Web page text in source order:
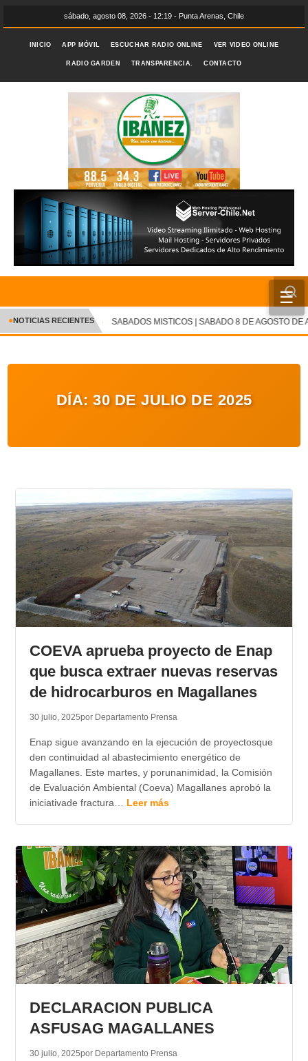
sábado, agosto 08, 2026 - 12:19 - Punta Arenas, Chile
INICIO APP MÓVIL ESCUCHAR RADIO ONLINE VER VIDEO ONLINE
RADIO GARDEN TRANSPARENCIA. CONTACTO
☰
INICIO
CRÓNICA
ENTRETENIMIENTO Y CULTURA
AUDIOS
VIDEOS
GALERIA DE FOTOS
APP MÓVIL
●NOTICIAS RECIENTES SABADOS MISTICOS | SABADO 8 DE AGOSTO DE
DÍA: 30 DE JULIO DE 2025
COEVA aprueba proyecto de Enap
que busca extraer nuevas reservas
de hidrocarburos en Magallanes
30 julio, 2025por Departamento Prensa
Enap sigue avanzando en la ejecución de proyectosque
den continuidad al abastecimiento energético de
Magallanes. Este martes, y porunanimidad, la Comisión
de Evaluación Ambiental (Coeva) Magallanes aprobó la
iniciativade fractura… Leer más
DECLARACION PUBLICA
ASFUSAG MAGALLANES
30 julio, 2025por Departamento Prensa